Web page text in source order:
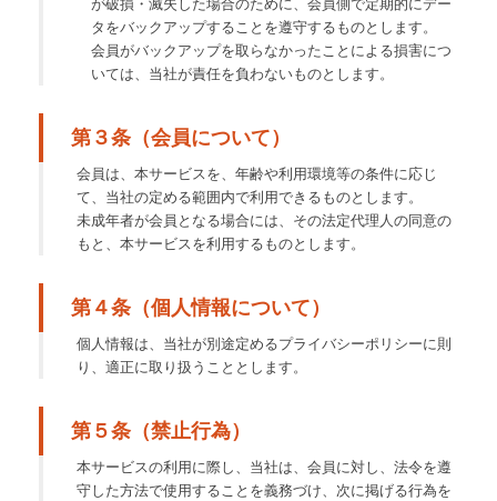
が破損・滅失した場合のために、会員側で定期的にデー
タをバックアップすることを遵守するものとします。
会員がバックアップを取らなかったことによる損害につ
いては、当社が責任を負わないものとします。
第３条（会員について）
会員は、本サービスを、年齢や利用環境等の条件に応じ
て、当社の定める範囲内で利用できるものとします。
未成年者が会員となる場合には、その法定代理人の同意の
もと、本サービスを利用するものとします。
第４条（個人情報について）
個人情報は、当社が別途定めるプライバシーポリシーに則
り、適正に取り扱うこととします。
第５条（禁止行為）
本サービスの利用に際し、当社は、会員に対し、法令を遵
守した方法で使用することを義務づけ、次に掲げる行為を